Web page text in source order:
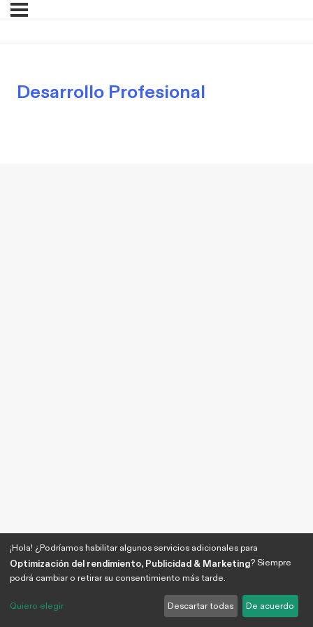
Desarrollo Profesional
¡Hola! ¿Podríamos habilitar algunos servicios adicionales para
Optimización del rendimiento, Publicidad & Marketing? Siempre
podrá cambiar o retirar su consentimiento más tarde.
Quiero elegir Descartar todas De acuerdo